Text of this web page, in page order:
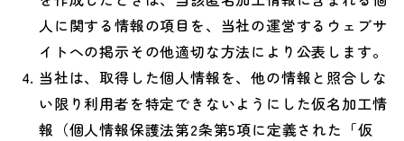
人に関する情報の項目を、当社の運営するウェブサ
イトへの掲示その他適切な方法により公表します。
当社は、取得した個人情報を、他の情報と照合しな
い限り利用者を特定できないようにした仮名加工情
報（個人情報保護法第2条第5項に定義された「仮